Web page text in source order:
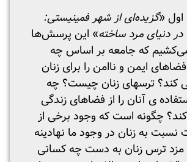
اول «گزیدهای از شهر فمینیستی:
دنیای مرد ساخته» این پرسش‌ها
که جامعه بر اساس چه
ایمن و ناامن را برای زنان
­کند؟ ترس­های زنان چیست؟ چه
­ی آنان را از فضاهای زندگی
چگونه است که وجود برخی از
نسبت به زنان در وجود ما نهادینه
ترس زنان به دست چه کسانی